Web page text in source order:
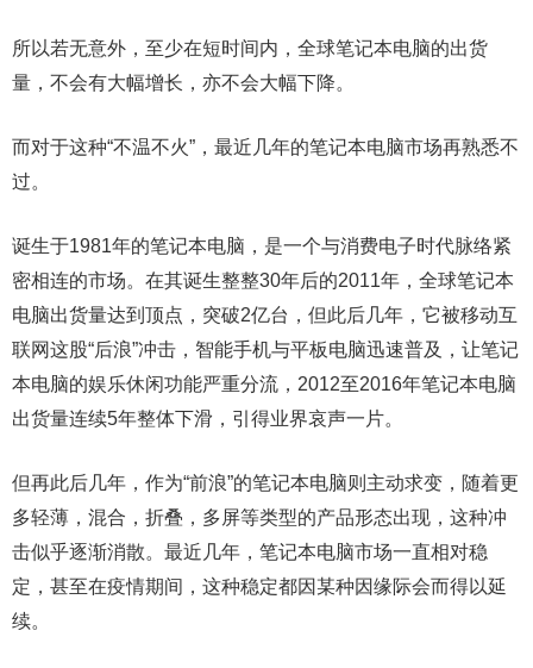
所以若无意外，至少在短时间内，全球笔记本电脑的出货
量，不会有大幅增长，亦不会大幅下降。
而对于这种“不温不火”，最近几年的笔记本电脑市场再熟悉不
过。
诞生于1981年的笔记本电脑，是一个与消费电子时代脉络紧
密相连的市场。在其诞生整整30年后的2011年，全球笔记本
电脑出货量达到顶点，突破2亿台，但此后几年，它被移动互
联网这股“后浪”冲击，智能手机与平板电脑迅速普及，让笔记
本电脑的娱乐休闲功能严重分流，2012至2016年笔记本电脑
出货量连续5年整体下滑，引得业界哀声一片。
但再此后几年，作为“前浪”的笔记本电脑则主动求变，随着更
多轻薄，混合，折叠，多屏等类型的产品形态出现，这种冲
击似乎逐渐消散。最近几年，笔记本电脑市场一直相对稳
定，甚至在疫情期间，这种稳定都因某种因缘际会而得以延
续。